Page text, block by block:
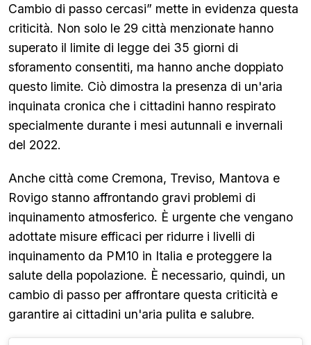
Cambio di passo cercasi” mette in evidenza questa
criticità. Non solo le 29 città menzionate hanno
superato il limite di legge dei 35 giorni di
sforamento consentiti, ma hanno anche doppiato
questo limite. Ciò dimostra la presenza di un'aria
inquinata cronica che i cittadini hanno respirato
specialmente durante i mesi autunnali e invernali
del 2022.
Anche città come Cremona, Treviso, Mantova e
Rovigo stanno affrontando gravi problemi di
inquinamento atmosferico. È urgente che vengano
adottate misure efficaci per ridurre i livelli di
inquinamento da PM10 in Italia e proteggere la
salute della popolazione. È necessario, quindi, un
cambio di passo per affrontare questa criticità e
garantire ai cittadini un'aria pulita e salubre.